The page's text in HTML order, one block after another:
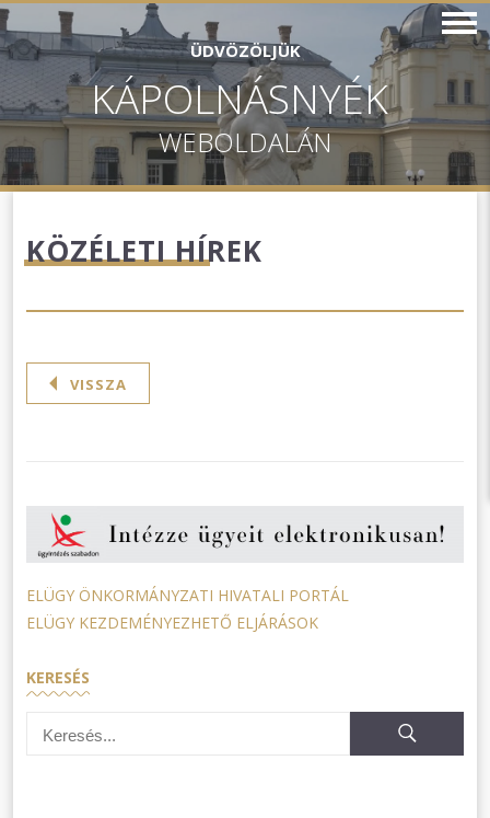
ÜDVÖZÖLJÜK
KÁPOLNÁSNYÉK
WEBOLDALÁN
KÖZÉLETI HÍREK
VISSZA
ELÜGY ÖNKORMÁNYZATI HIVATALI PORTÁL
ELÜGY KEZDEMÉNYEZHETŐ ELJÁRÁSOK
KERESÉS